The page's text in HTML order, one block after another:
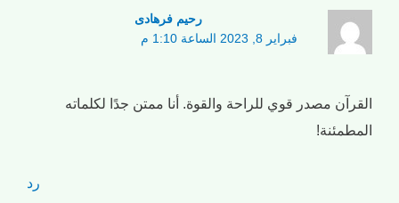
رحیم فرهادی
فبراير 8, 2023 الساعة 1:10 م
القرآن مصدر قوي للراحة والقوة. أنا ممتن جدًا لكلماته
المطمئنة!
رد